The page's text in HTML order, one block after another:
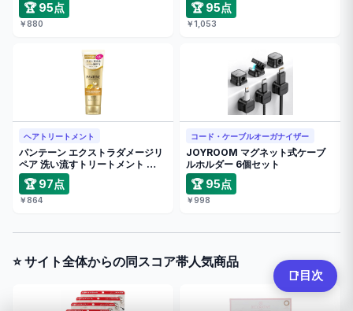
📑 目次
🏆 95点
￥880
🏆 95点
￥1,053
ヘアトリートメント
パンテーン エクストラダメージリ
ペア 洗い流すトリートメント …
🏆 97点
￥864
コード・ケーブルオーガナイザー
JOYROOM マグネット式ケーブ
ルホルダー 6個セット
🏆 95点
￥998
⭐ サイト全体からの同スコア帯人気商品